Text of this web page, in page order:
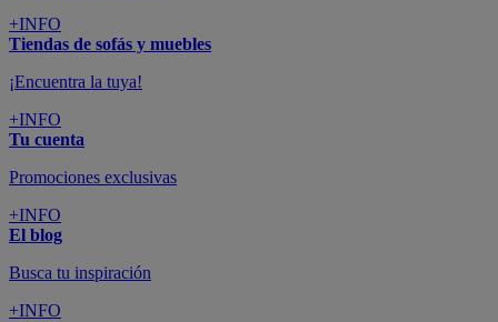
+INFO
Tiendas de sofás y muebles
¡Encuentra la tuya!
+INFO
Tu cuenta
Promociones exclusivas
+INFO
El blog
Busca tu inspiración
+INFO